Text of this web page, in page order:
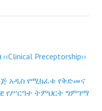
Preceptorship››
አዲስ የሚከፈቱ የቅድመና
ትምህርት ግምገማ